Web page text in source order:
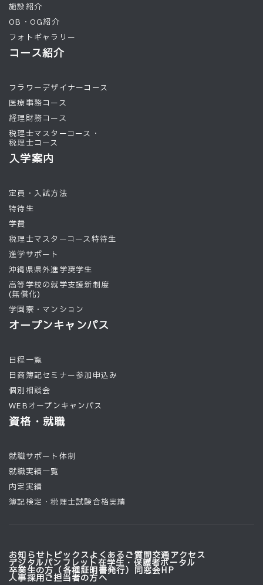
施設紹介
OB・OG紹介
フォトギャラリー
コース紹介
フラワーデザイナーコース
医療事務コース
経理財務コース
税理士マスターコース・
税理士コース
入学案内
定員・入試方法
特待生
学費
税理士マスターコース特待生
進学サポート
沖縄県県外進学奨学生
高等学校の就学支援新制度
(無償化)
学園寮・マンション
オープンキャンパス
日程一覧
日商簿記セミナー参加申込み
個別相談会
WEBオープンキャンパス
資格・就職
就職サポート体制
就職実績一覧
内定実績
簿記検定・税理士試験合格実績
お知らせトピックスよくあるご質問交通アクセス
デジタルパンフレット在学生・保護者ポータル
卒業生の方（各種証明書発行） 同窓会HP
人事採用ご担当者の方へ